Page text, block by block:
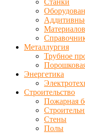
Станки
Металлургия
Трубное
Энергетика
Строительство
Пожарная
Стены
Полы